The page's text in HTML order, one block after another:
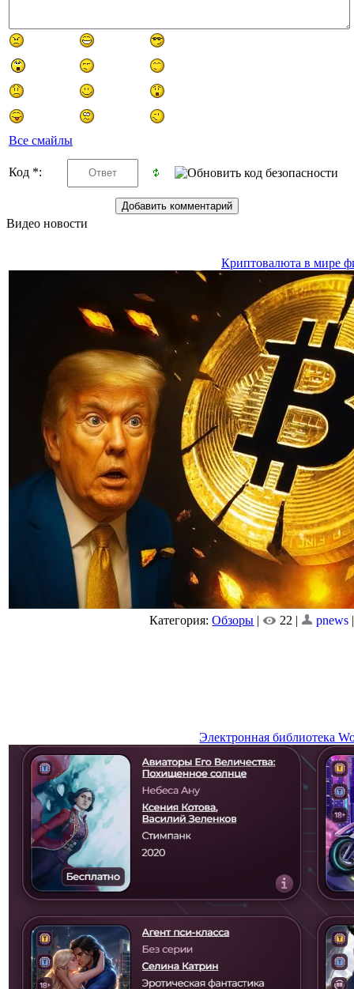
Все смайлы
Код *:
Видео новости
Криптовалюта в мире
Категория:Обзоры | 22 | pnews
Электронная библиотека